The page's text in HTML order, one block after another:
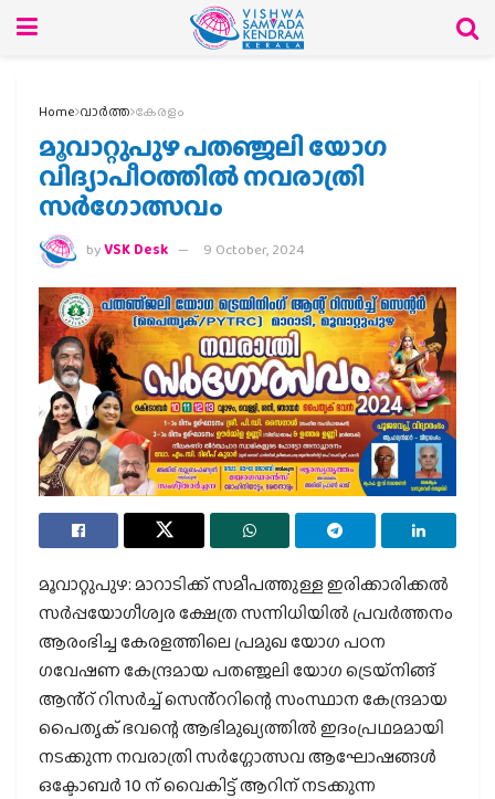
Home വാര്‍ത്ത കേരളം
മൂവാറ്റുപുഴ പതഞ്ജലി യോഗ
വിദ്യാപീഠത്തിൽ നവരാത്രി
സര്‍ഗോത്സവം
byVSK Desk 9 October, 2024
മൂവാറ്റുപുഴ: മാറാടിക്ക് സമീപത്തുള്ള ഇരിക്കാരിക്കൽ
സർപ്പയോഗീശ്വര ക്ഷേത്ര സന്നിധിയിൽ പ്രവർത്തനം
ആരംഭിച്ച കേരളത്തിലെ പ്രമുഖ യോഗ പഠന
ഗവേഷണ കേന്ദ്രമായ പതഞ്ജലി യോഗ ട്രെയ്നിങ്ങ്
ആൻ്റ് റിസർച്ച് സെൻ്ററിന്റെ സംസ്ഥാന കേന്ദ്രമായ
പൈതൃക് ഭവന്റെ ആഭിമുഖ്യത്തിൽ ഇദംപ്രഥമമായി
നടക്കുന്ന നവരാത്രി സർഗ്ഗോത്സവ ആഘോഷങ്ങൾ
ഒക്ടോബർ 10 ന് വൈകിട്ട് ആറിന് നടക്കുന്ന